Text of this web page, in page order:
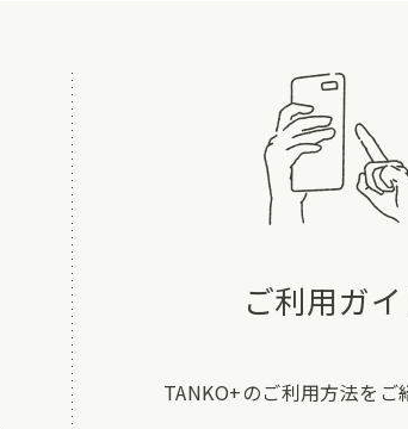
ご利用ガ
TANKO+のご利用方法をご